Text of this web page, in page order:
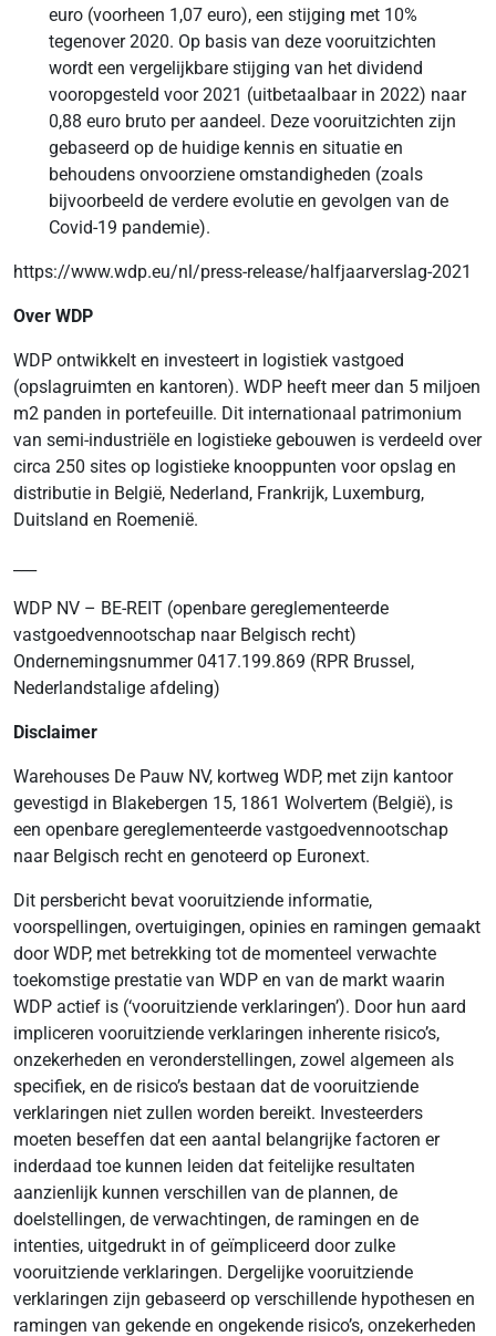
euro (voorheen 1,07 euro), een stijging met 10%
tegenover 2020. Op basis van deze vooruitzichten
wordt een vergelijkbare stijging van het dividend
vooropgesteld voor 2021 (uitbetaalbaar in 2022) naar
0,88 euro bruto per aandeel. Deze vooruitzichten zijn
gebaseerd op de huidige kennis en situatie en
behoudens onvoorziene omstandigheden (zoals
bijvoorbeeld de verdere evolutie en gevolgen van de
Covid-19 pandemie).
https://www.wdp.eu/nl/press-release/halfjaarverslag-2021
Over WDP
WDP ontwikkelt en investeert in logistiek vastgoed
(opslagruimten en kantoren). WDP heeft meer dan 5 miljoen
m2 panden in portefeuille. Dit internationaal patrimonium
van semi-industriële en logistieke gebouwen is verdeeld over
circa 250 sites op logistieke knooppunten voor opslag en
distributie in België, Nederland, Frankrijk, Luxemburg,
Duitsland en Roemenië.
WDP NV – BE-REIT (openbare gereglementeerde
vastgoedvennootschap naar Belgisch recht)
Ondernemingsnummer 0417.199.869 (RPR Brussel,
Nederlandstalige afdeling)
Disclaimer
Warehouses De Pauw NV, kortweg WDP, met zijn kantoor
gevestigd in Blakebergen 15, 1861 Wolvertem (België), is
een openbare gereglementeerde vastgoedvennootschap
naar Belgisch recht en genoteerd op Euronext.
Dit persbericht bevat vooruitziende informatie,
voorspellingen, overtuigingen, opinies en ramingen gemaakt
door WDP, met betrekking tot de momenteel verwachte
toekomstige prestatie van WDP en van de markt waarin
WDP actief is (‘vooruitziende verklaringen’). Door hun aard
impliceren vooruitziende verklaringen inherente risico’s,
onzekerheden en veronderstellingen, zowel algemeen als
specifiek, en de risico’s bestaan dat de vooruitziende
verklaringen niet zullen worden bereikt. Investeerders
moeten beseffen dat een aantal belangrijke factoren er
inderdaad toe kunnen leiden dat feitelijke resultaten
aanzienlijk kunnen verschillen van de plannen, de
doelstellingen, de verwachtingen, de ramingen en de
intenties, uitgedrukt in of geïmpliceerd door zulke
vooruitziende verklaringen. Dergelijke vooruitziende
verklaringen zijn gebaseerd op verschillende hypothesen en
ramingen van gekende en ongekende risico’s, onzekerheden